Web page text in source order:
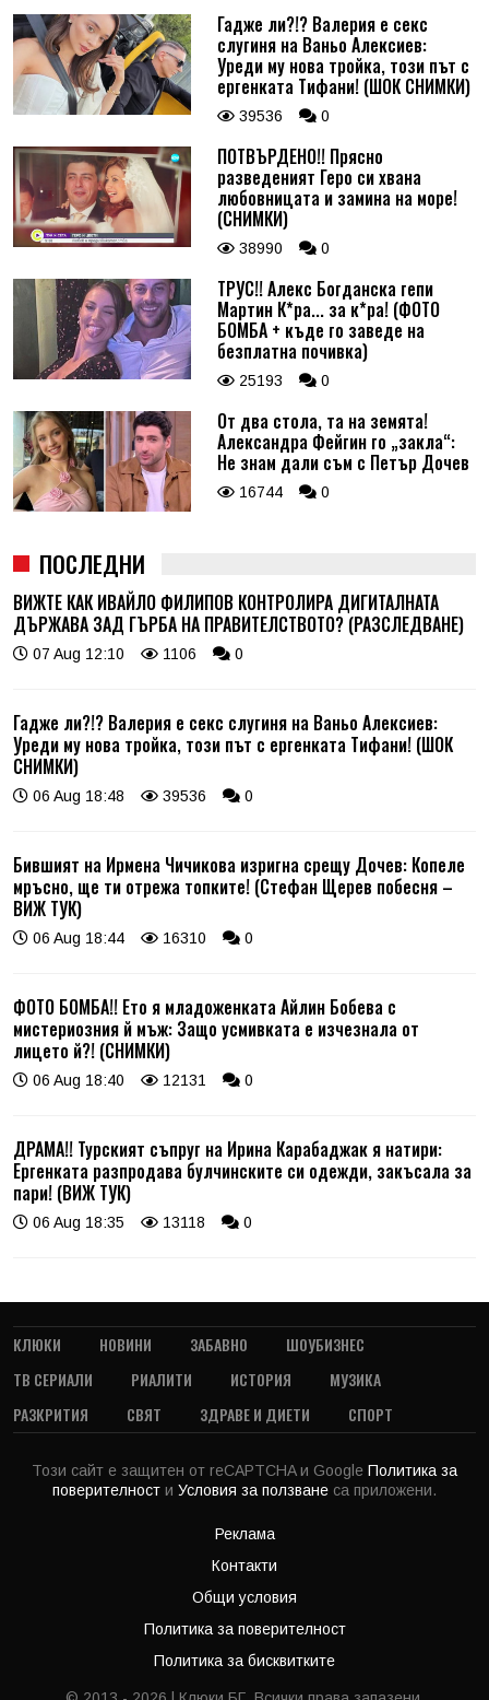
Гадже ли?!? Валерия е секс
слугиня на Ваньо Алексиев:
Уреди му нова тройка, този път с
ергенката Тифани! (ШОК СНИМКИ)
39536 0
ПОТВЪРДЕНО!! Прясно
разведеният Геро си хвана
любовницата и замина на море!
(СНИМКИ)
38990 0
ТРУС!! Алекс Богданска гепи
Мартин К*ра... за к*ра! (ФОТО
БОМБА + къде го заведе на
безплатна почивка)
25193 0
От два стола, та на земята!
Александра Фейгин го „закла“:
Не знам дали съм с Петър Дочев
16744 0
ПОСЛЕДНИ
ВИЖТЕ КАК ИВАЙЛО ФИЛИПОВ КОНТРОЛИРА ДИГИТАЛНАТА
ДЪРЖАВА ЗАД ГЪРБА НА ПРАВИТЕЛСТВОТО? (РАЗСЛЕДВАНЕ)
07 Aug 12:10 1106 0
Гадже ли?!? Валерия е секс слугиня на Ваньо Алексиев:
Уреди му нова тройка, този път с ергенката Тифани! (ШОК
СНИМКИ)
06 Aug 18:48 39536 0
Бившият на Ирмена Чичикова изригна срещу Дочев: Копеле
мръсно, ще ти отрежа топките! (Стефан Щерев побесня –
ВИЖ ТУК)
06 Aug 18:44 16310 0
ФОТО БОМБА!! Ето я младоженката Айлин Бобева с
мистериозния й мъж: Защо усмивката е изчезнала от
лицето й?! (СНИМКИ)
06 Aug 18:40 12131 0
ДРАМА!! Турският съпруг на Ирина Карабаджак я натири:
Ергенката разпродава булчинските си одежди, закъсала за
пари! (ВИЖ ТУК)
06 Aug 18:35 13118 0
КЛЮКИ НОВИНИ ЗАБАВНО
ШОУБИЗНЕС
ТВ СЕРИАЛИ
РИАЛИТИ ИСТОРИЯ
МУЗИКА
РАЗКРИТИЯ
СВЯТ ЗДРАВЕ И ДИЕТИ СПОРТ
Този сайт е защитен от reCAPTCHA и Google Политика за
поверителност и Условия за ползване са приложени.
Реклама
Контакти
Общи условия
Политика за поверителност
Политика за бисквитките